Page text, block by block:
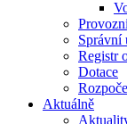
Správní
Registr
Dotace
Aktuálně